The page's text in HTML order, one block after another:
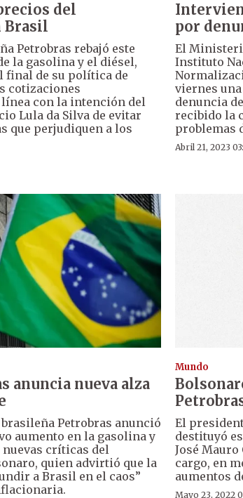
del
Brasil
Petrobras rebajó este
la gasolina y el diésel,
final de su política de
cotizaciones
con la intención del
Lula da Silva de evitar
que perjudiquen a los
por
El
Instituto
viernes
denuncia
recibido la
problemas
Abril 21, 2023
anuncia nueva alza
Petrobras anunció
aumento en la gasolina y
críticas del
quien advirtió que la
a Brasil en el caos”
Mundo
El
destituyó
José
cargo, en
aumentos
Mayo 23, 2022